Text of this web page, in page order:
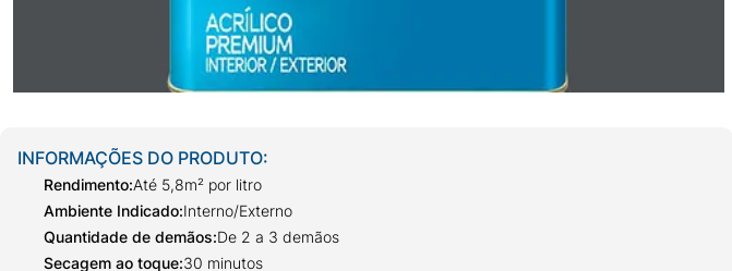
INFORMAÇÕES DO PRODUTO:
Rendimento:Até 5,8m² por litro
Ambiente Indicado:Interno/Externo
Quantidade de demãos:De 2 a 3 demãos
Secagem ao toque:30 minutos